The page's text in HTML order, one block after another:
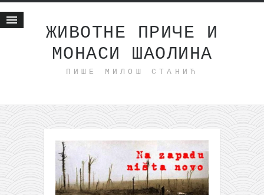
ЖИВОТНЕ ПРИЧЕ И
МОНАСИ ШАОЛИНА
ПИШЕ МИЛОШ СТАНИЋ
Животне приче
интернет пословање
исхраном до здравља
мој хаику
моменти и места
бонус садржај